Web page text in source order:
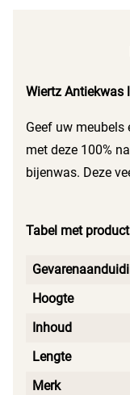
Wiertz Antiekwas
Geef uw meubels
met deze 100%
bijenwas. Deze
krassen, vet en
verwijderen. En
Blik met 250 gram
Tabel met
Hoogte
Inhoud
Lengte
Merk